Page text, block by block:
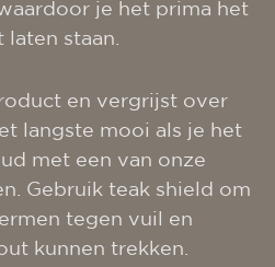
je het prima het
staan.
en vergrijst over
langste mooi als je het
met een van onze
Gebruik teak shield om
tegen vuil en
kunnen trekken.